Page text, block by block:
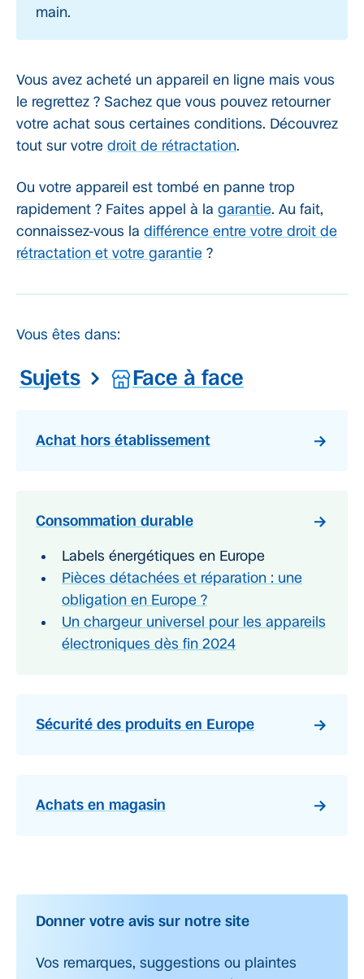
main.
Vous avez acheté un appareil en ligne mais vous
le regrettez ? Sachez que vous pouvez retourner
votre achat sous certaines conditions. Découvrez
tout sur votre droit de rétractation.
Ou votre appareil est tombé en panne trop
rapidement ? Faites appel à la garantie. Au fait,
connaissez-vous la différence entre votre droit de
rétractation et votre garantie ?
Vous êtes dans:
Sujets Face à face
Achat hors établissement
Consommation durable
Labels énergétiques en Europe
Pièces détachées et réparation : une
obligation en Europe ?
Un chargeur universel pour les appareils
électroniques dès fin 2024
Sécurité des produits en Europe
Achats en magasin
Donner votre avis sur notre site
Vos remarques, suggestions ou plaintes